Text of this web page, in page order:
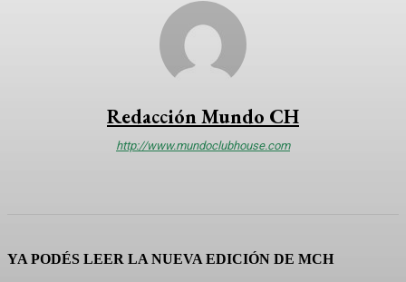
Redacción Mundo CH
http://www.mundoclubhouse.com
YA PODÉS LEER LA NUEVA EDICIÓN DE MCH